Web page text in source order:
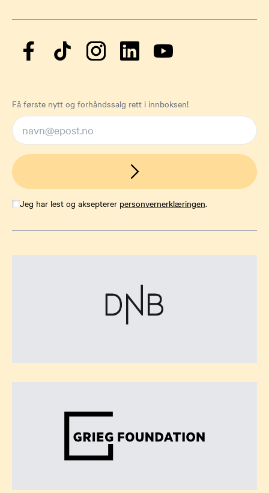
Få første nytt og forhåndssalg rett i innboksen!
Jeg har lest og aksepterer personvernerklæringen.